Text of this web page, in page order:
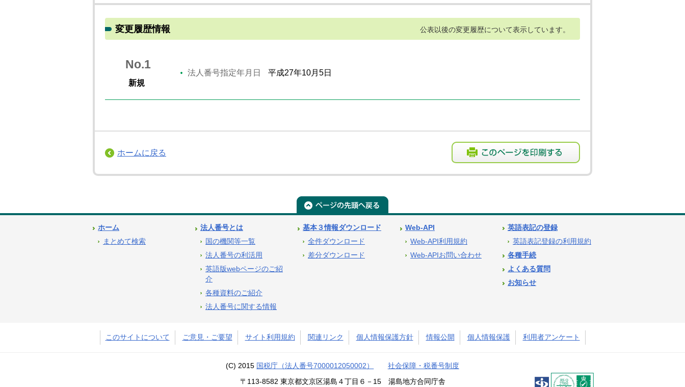
変更履歴情報 公表以後の変更履歴について表示しています。
No.1
新規
法人番号指定年月日 平成27年10月5日
ホームに戻る
ホーム
まとめて検索
法人番号とは
国の機関等一覧
法人番号の利活用
英語版webページのご紹
介
各種資料のご紹介
法人番号に関する情報
基本３情報ダウンロード
全件ダウンロード
差分ダウンロード
Web-API
Web-API利用規約
Web-APIお問い合わせ
英語表記の登録
英語表記登録の利用規約
各種手続
よくある質問
お知らせ
このサイトについて ご意見・ご要望 サイト利用規約 関連リンク 個人情報保護方針 情報公開 個人情報保護 利用者アンケート
(C) 2015 国税庁（法人番号7000012050002） 社会保障・税番号制度
〒113-8582 東京都文京区湯島４丁目６－15 湯島地方合同庁舎